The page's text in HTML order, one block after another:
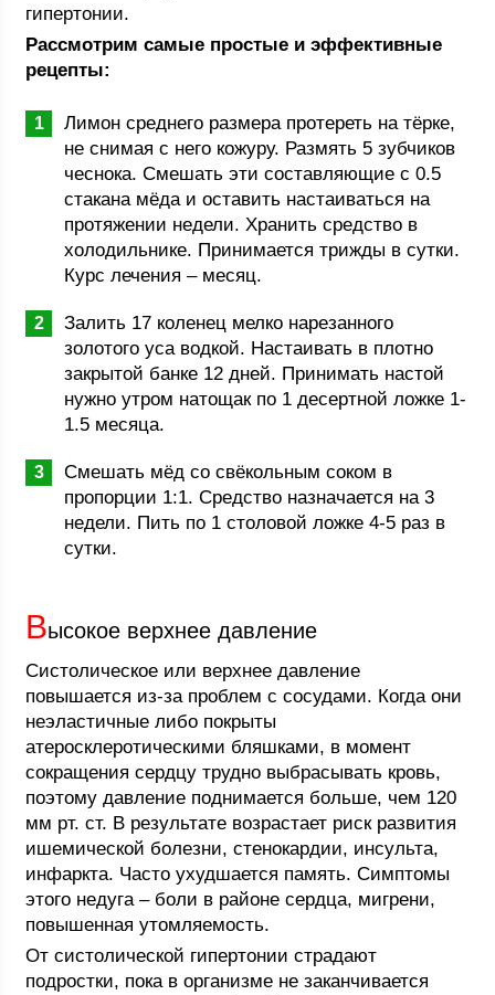
гипертонии.
Рассмотрим самые простые и эффективные
рецепты:
Лимон среднего размера протереть на тёрке,
не снимая с него кожуру. Размять 5 зубчиков
чеснока. Смешать эти составляющие с 0.5
стакана мёда и оставить настаиваться на
протяжении недели. Хранить средство в
холодильнике. Принимается трижды в сутки.
Курс лечения – месяц.
Залить 17 коленец мелко нарезанного
золотого уса водкой. Настаивать в плотно
закрытой банке 12 дней. Принимать настой
нужно утром натощак по 1 десертной ложке 1-
1.5 месяца.
Смешать мёд со свёкольным соком в
пропорции 1:1. Средство назначается на 3
недели. Пить по 1 столовой ложке 4-5 раз в
сутки.
Высокое верхнее давление
Систолическое или верхнее давление
повышается из-за проблем с сосудами. Когда они
неэластичные либо покрыты
атеросклеротическими бляшками, в момент
сокращения сердцу трудно выбрасывать кровь,
поэтому давление поднимается больше, чем 120
мм рт. ст. В результате возрастает риск развития
ишемической болезни, стенокардии, инсульта,
инфаркта. Часто ухудшается память. Симптомы
этого недуга – боли в районе сердца, мигрени,
повышенная утомляемость.
От систолической гипертонии страдают
подростки, пока в организме не заканчивается